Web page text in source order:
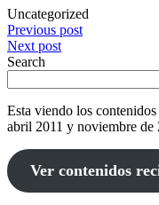
Uncategorized
Post
navigation
Previous post
Next post
Search
Esta viendo los
abril 2011 y noviembre de
Ver contenidos